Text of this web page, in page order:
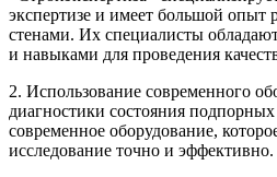
экспертизе и имеет большой опыт
стенами. Их специалисты
и навыками для проведения
2. Использование современного
диагностики состояния
современное оборудование,
исследование точно и эффективно.